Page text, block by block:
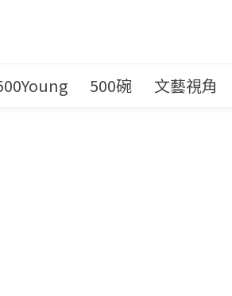
500碗 文藝視角